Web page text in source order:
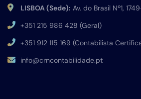
LISBOA (Sede): Av. do Brasil Nº1,
+351 215 986 428 (Geral)
+351 912 115 169 (Contabilista
info@crncontabilidade.pt